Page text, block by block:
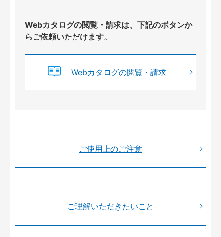
Webカタログの閲覧・請求は、下記のボタンか
らご依頼いただけます。
Webカタログの閲覧・請求
ご使用上のご注意
ご理解いただきたいこと